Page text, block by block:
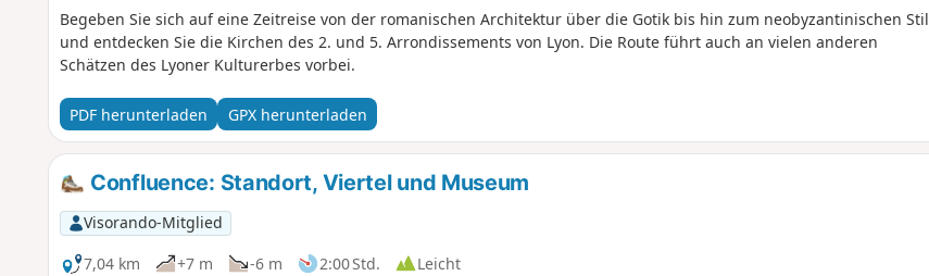
Begeben Sie sich auf eine Zeitreise von der romanischen Architektur über die Gotik bis hin zum neobyzantinischen Stil
und entdecken Sie die Kirchen des 2. und 5. Arrondissements von Lyon. Die Route führt auch an vielen anderen
Schätzen des Lyoner Kulturerbes vorbei.
PDF herunterladen GPX herunterladen
Confluence: Standort, Viertel und Museum
Visorando-Mitglied
7,04 km
+7 m -6 m 2:00 Std.
Leicht